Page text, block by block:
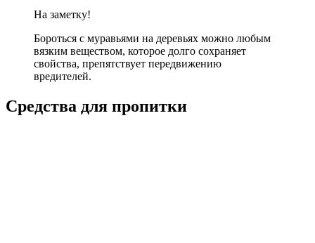
На заметку!
Бороться с муравьями на деревьях можно любым
вязким веществом, которое долго сохраняет
свойства, препятствует передвижению
вредителей.
Средства для пропитки